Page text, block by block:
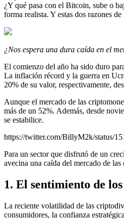
¿Y qué pasa con el Bitcoin, sube o
forma realista. Y estas dos razones
¿Nos espera una dura caída en el
El comienzo del año ha sido duro
La inflación récord y la guerra en
20% de su valor, respectivamente,
Aunque el mercado de las
más de un 52%. Además, desde
se estabilice.
https://twitter.com/BillyM2k/status/
Para un sector que disfrutó de un
avecina una caída del mercado de las
1. El sentimiento de
La reciente volatilidad de las
consumidores, la confianza